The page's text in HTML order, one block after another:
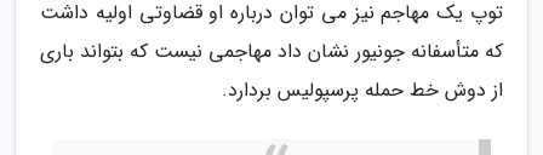
توپ یک مهاجم نیز می توان درباره او قضاوتی اولیه داشت
که متأسفانه جونیور نشان داد مهاجمی نیست که بتواند باری
از دوش خط حمله پرسپولیس بردارد.